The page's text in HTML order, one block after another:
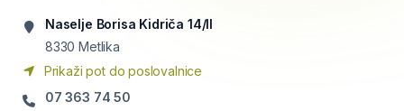
Naselje Borisa Kidriča 14/II
8330 Metlika
Prikaži pot do poslovalnice
07 363 74 50